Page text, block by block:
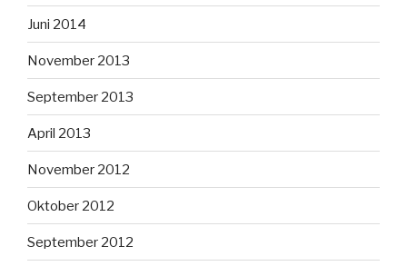
Juni 2014
November 2013
September 2013
April 2013
November 2012
Oktober 2012
September 2012